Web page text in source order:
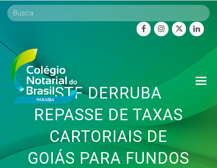
facebookinstagram
twitter
STF DERRUBA
REPASSE DE TAXAS
CARTORIAIS DE
GOIÁS PARA FUNDOS